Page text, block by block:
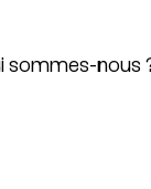
sommes-nous